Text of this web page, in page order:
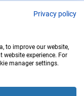
: 112
Privacy policy
to improve our website,
website experience. For
manager settings.